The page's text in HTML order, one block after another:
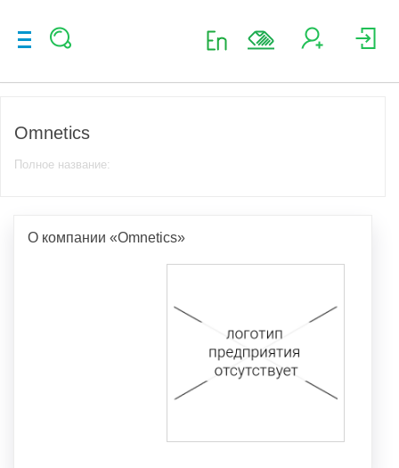
Omnetics
Полное название:
О компании «Omnetics»